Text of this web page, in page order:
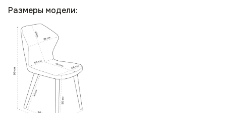
Размеры модели: